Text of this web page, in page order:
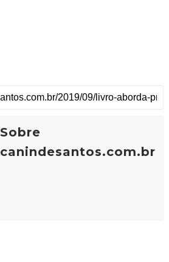
Sobre
canindesantos.com.br